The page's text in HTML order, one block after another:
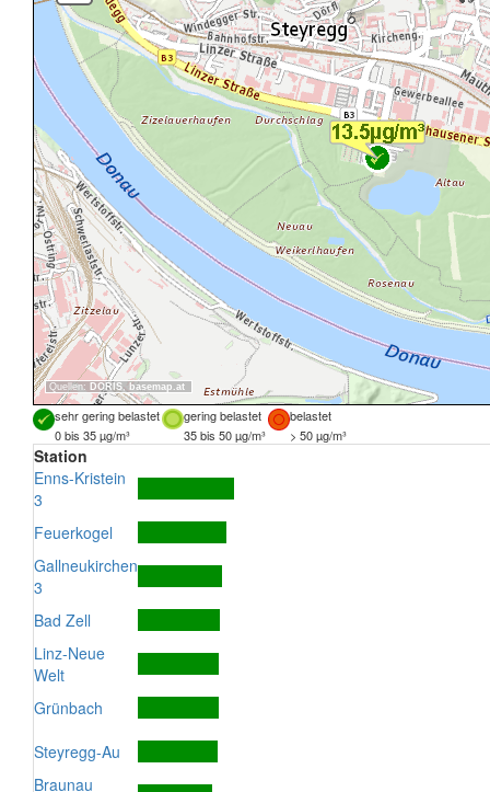
Quellen: DORIS, basemap.at
sehr gering belastet gering belastet
belastet
0 bis 35 µg/m³
35 bis 50 µg/m³ > 50 µg/m³
Station
Enns-Kristein
3
Feuerkogel
Gallneukirchen
3
Bad Zell
Linz-Neue
Welt
Grünbach
Steyregg-Au
Braunau